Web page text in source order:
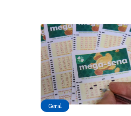
Geral